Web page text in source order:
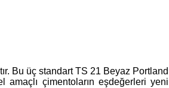
Bu üç standart TS 21 Beyaz Portland
amaçlı çimentoların eşdeğerleri yeni